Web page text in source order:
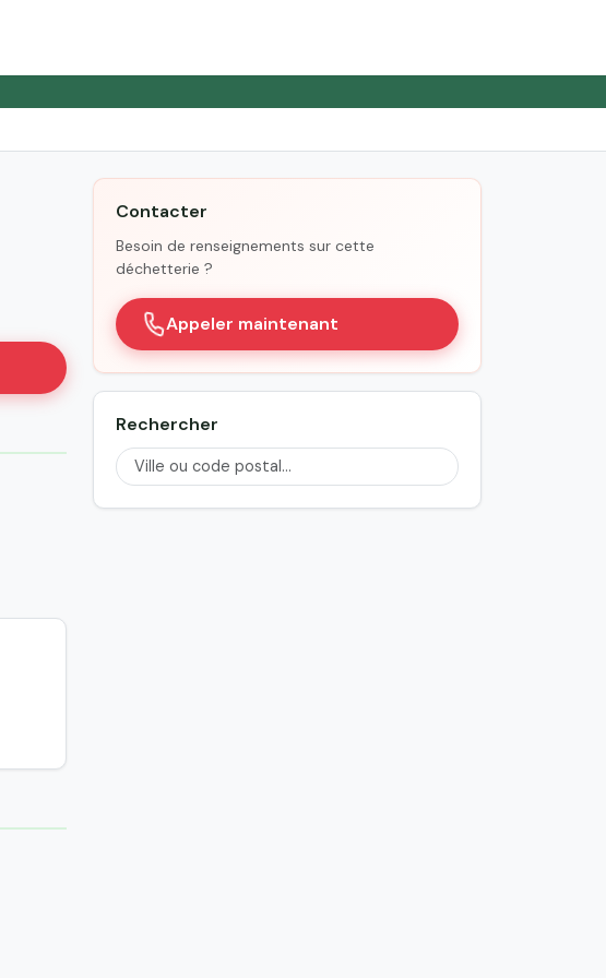
Contacter
Besoin de renseignements sur cette
déchetterie ?
Appeler maintenant
Rechercher